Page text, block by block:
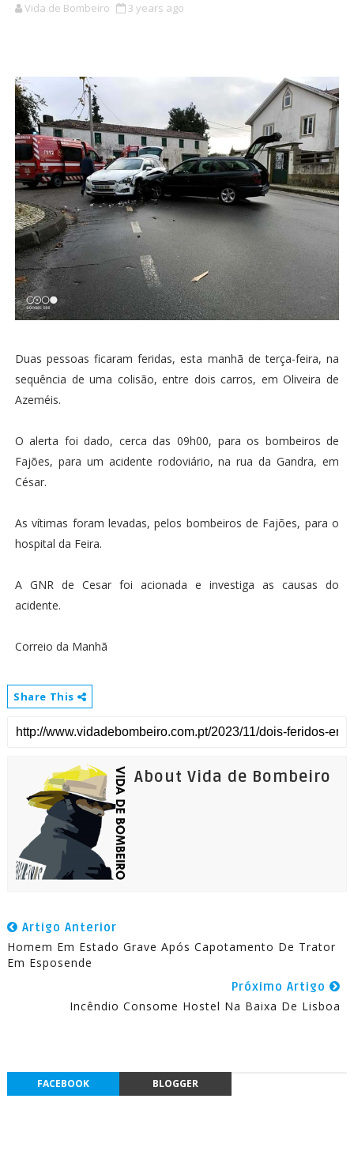
Vida de Bombeiro 3 years ago
Duas pessoas ficaram feridas, esta manhã de terça-feira, na
sequência de uma colisão, entre dois carros, em Oliveira de
Azeméis.
O alerta foi dado, cerca das 09h00, para os bombeiros de
Fajões, para um acidente rodoviário, na rua da Gandra, em
César.
As vítimas foram levadas, pelos bombeiros de Fajões, para o
hospital da Feira.
A GNR de Cesar foi acionada e investiga as causas do
acidente.
Correio da Manhã
Share This
About Vida de Bombeiro
Artigo Anterior
Homem Em Estado Grave Após Capotamento De Trator
Em Esposende
Próximo Artigo
Incêndio Consome Hostel Na Baixa De Lisboa
FACEBOOK BLOGGER